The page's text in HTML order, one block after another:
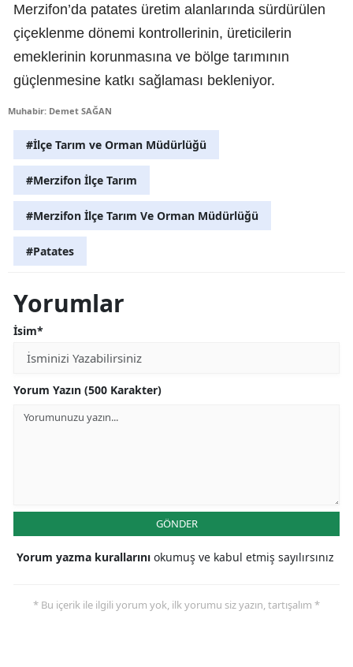
Merzifon’da patates üretim alanlarında sürdürülen
çiçeklenme dönemi kontrollerinin, üreticilerin
emeklerinin korunmasına ve bölge tarımının
güçlenmesine katkı sağlaması bekleniyor.
Muhabir: Demet SAĞAN
#İlçe Tarım ve Orman Müdürlüğü
#Merzifon İlçe Tarım
#Merzifon İlçe Tarım Ve Orman Müdürlüğü
#Patates
Yorumlar
İsim*
Yorum Yazın (500 Karakter)
GÖNDER
Yorum yazma kurallarını okumuş ve kabul etmiş sayılırsınız
* Bu içerik ile ilgili yorum yok, ilk yorumu siz yazın, tartışalım *